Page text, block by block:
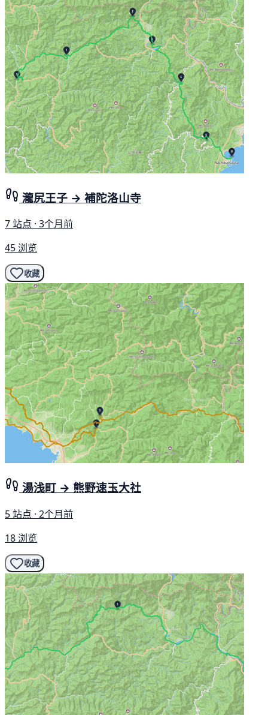
瀧尻王子 → 補陀洛山寺
7 站点 · 3个月前
45 浏览
收藏
湯浅町 → 熊野速玉大社
5 站点 · 2个月前
18 浏览
收藏